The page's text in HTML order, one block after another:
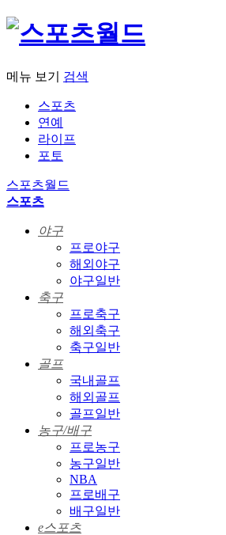
메뉴 보기 검색
스포츠
연예
라이프
포토
스포츠월드
스포츠
야구
프로야구
해외야구
야구일반
축구
프로축구
해외축구
축구일반
골프
국내골프
해외골프
골프일반
농구/배구
프로농구
농구일반
NBA
프로배구
배구일반
e스포츠